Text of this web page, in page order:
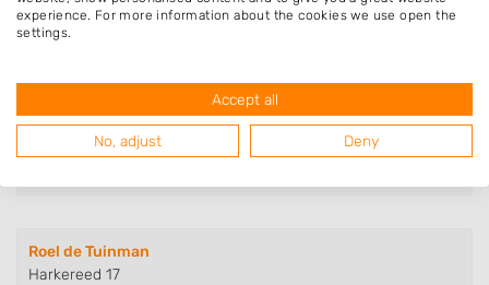
Op 6,96 km afstand
Hoveniersbedrijf M.F. Veenstra
Meester Geertswei 21
9241GJ Wijnjewoude
Roel de Tuinman
Harkereed 17
experience. For more information about the cookies we use open the
settings.
Accept all
No, adjust Deny